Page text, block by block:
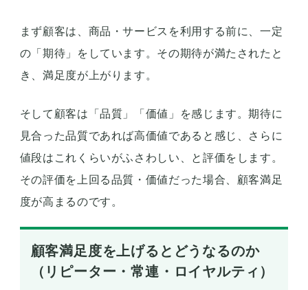
まず顧客は、商品・サービスを利用する前に、一定
の「期待」をしています。その期待が満たされたと
き、満足度が上がります。
そして顧客は「品質」「価値」を感じます。期待に
見合った品質であれば高価値であると感じ、さらに
値段はこれくらいがふさわしい、と評価をします。
その評価を上回る品質・価値だった場合、顧客満足
度が高まるのです。
顧客満足度を上げるとどうなるのか
（リピーター・常連・ロイヤルティ）